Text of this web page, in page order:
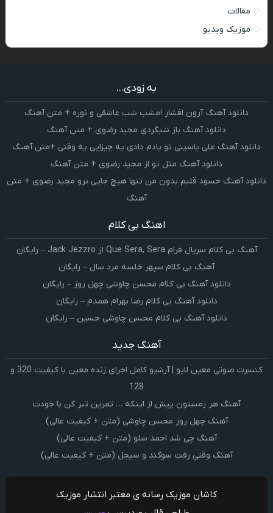
مقالات
موزیک ویدیو
به زودی...
دانلود آهنگ آرون افشار امشب شب عاشقی و نوره + متن آهنگ
دانلود آهنگ باز شبگردی مجید رضوی + متن آهنگ
دانلود آهنگ علی یاسینی تو یادم دادی یه چیزایی یه وقتی +متن آهنگ
دانلود آهنگ مثل تو از مجید رضوی + متن آهنگ
دانلود آهنگ حسود قلبم بدون من تنها هیچ جایی نرو مجید رضوی + متن
آهنگ
اهنگ بی کلام
آهنگ بی کلام سریال فرام Que Sera, Sera از Jack Jezzro – رایگان
آهنگ بی کلام سپهر خلسه مرد سال – رایگان
دانلود آهنگ بی کلام محسن چاوشی چهل روز – رایگان
دانلود آهنگ بی کلام رضا بهرام همدم – رایگان
دانلود آهنگ بی کلام محسن چاوشی حسین – رایگان
آهنگ جدید
کنسرت صوتی معین لایو | آرشیو کامل اجرای زنده معین با کیفیت 320 و
128
آهنگ هر زمستون پیش از اینکه … تمرین تبر کن با خودت
آهنگ چهل روز محسن چاوشی (متن + کیفیت عالی)
آهنگ چی شد احمد سلو (متن + کیفیت عالی)
آهنگ وقتی رفت سوگند و سیجل (متن + کیفیت عالی)
کاشان موزیک رسانه ی معتبر انتشار موزیک